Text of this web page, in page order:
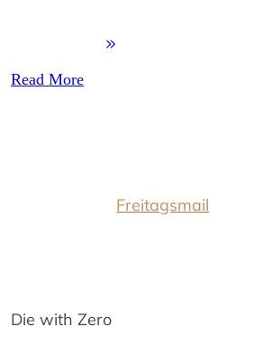
Read More
Freitagsmail
Die with Zero